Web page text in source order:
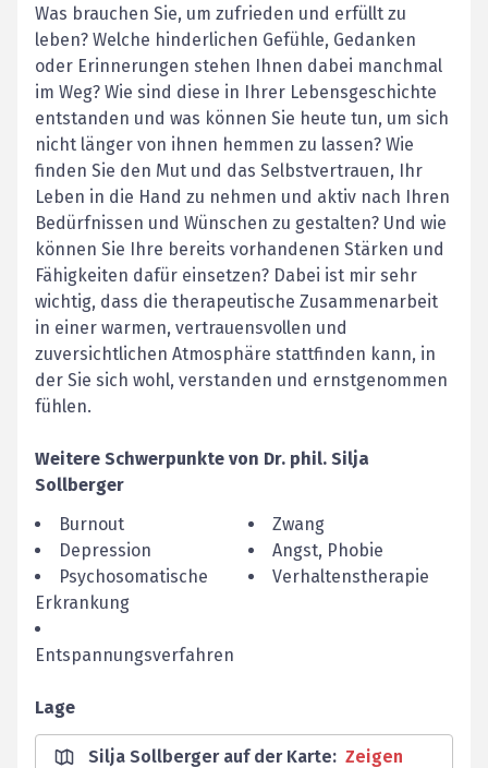
Was brauchen Sie, um zufrieden und erfüllt zu
leben? Welche hinderlichen Gefühle, Gedanken
oder Erinnerungen stehen Ihnen dabei manchmal
im Weg? Wie sind diese in Ihrer Lebensgeschichte
entstanden und was können Sie heute tun, um sich
nicht länger von ihnen hemmen zu lassen? Wie
finden Sie den Mut und das Selbstvertrauen, Ihr
Leben in die Hand zu nehmen und aktiv nach Ihren
Bedürfnissen und Wünschen zu gestalten? Und wie
können Sie Ihre bereits vorhandenen Stärken und
Fähigkeiten dafür einsetzen? Dabei ist mir sehr
wichtig, dass die therapeutische Zusammenarbeit
in einer warmen, vertrauensvollen und
zuversichtlichen Atmosphäre stattfinden kann, in
der Sie sich wohl, verstanden und ernstgenommen
fühlen.
Weitere Schwerpunkte von Dr. phil. Silja
Sollberger
Burnout
Zwang
Depression
Angst, Phobie
Psychosomatische
Erkrankung
Verhaltenstherapie
Entspannungsverfahren
Lage
Silja Sollberger auf der Karte: Zeigen